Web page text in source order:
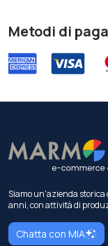
Metodi di
Siamo un'azienda storica
anni, con attività di
Chatta con MIA